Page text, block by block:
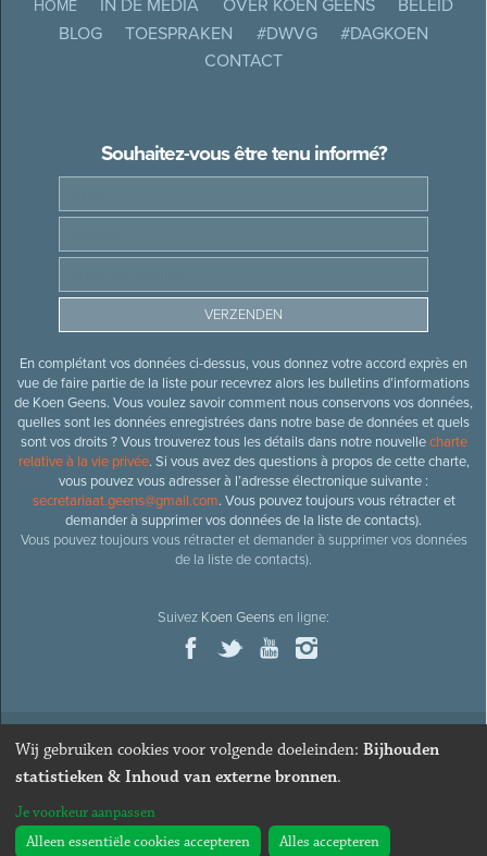
HOME IN DE MEDIA OVER KOEN GEENS
BELEID
BLOG
TOESPRAKEN #DWVG
#DAGKOEN
CONTACT
Souhaitez-vous être tenu informé?
En complétant vos données ci-dessus, vous donnez votre accord exprès en
vue de faire partie de la liste pour recevrez alors les bulletins d’informations
de Koen Geens. Vous voulez savoir comment nous conservons vos données,
quelles sont les données enregistrées dans notre base de données et quels
sont vos droits ? Vous trouverez tous les détails dans notre nouvellecharte
relative à la vie privée. Si vous avez des questions à propos de cette charte,
vous pouvez vous adresser à l’adresse électronique suivante :
secretariaat.geens@gmail.com. Vous pouvez toujours vous rétracter et
demander à supprimer vos données de la liste de contacts).
Vous pouvez toujours vous rétracter et demander à supprimer vos données
de la liste de contacts).
Suivez Koen Geensen ligne:
© 2026Ancien ministre et député honoraire
Webdesign & développement par Zenjoy de Louvain
Wij gebruiken cookies voor volgende doeleinden: Bijhouden
statistieken & Inhoud van externe bronnen.
Je voorkeur aanpassen
Alleen essentiële cookies accepteren
Alles accepteren